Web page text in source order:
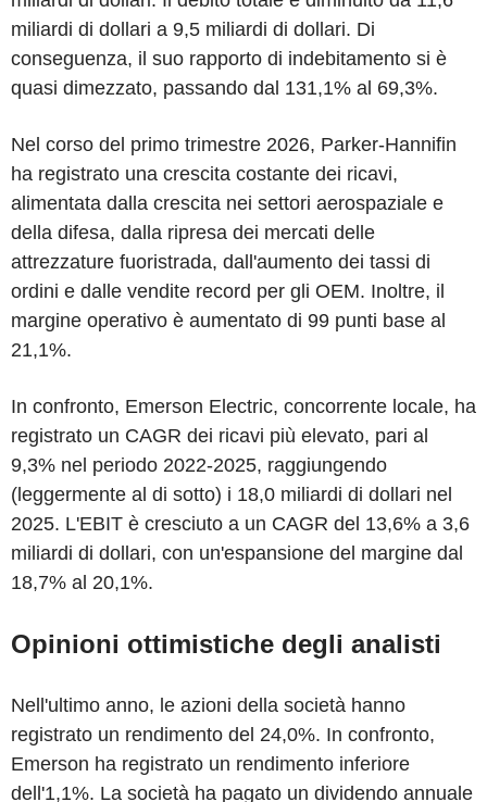
miliardi di dollari a 9,5 miliardi di dollari. Di
conseguenza, il suo rapporto di indebitamento si è
quasi dimezzato, passando dal 131,1% al 69,3%.
Nel corso del primo trimestre 2026, Parker-Hannifin
ha registrato una crescita costante dei ricavi,
alimentata dalla crescita nei settori aerospaziale e
della difesa, dalla ripresa dei mercati delle
attrezzature fuoristrada, dall'aumento dei tassi di
ordini e dalle vendite record per gli OEM. Inoltre, il
margine operativo è aumentato di 99 punti base al
21,1%.
In confronto, Emerson Electric, concorrente locale, ha
registrato un CAGR dei ricavi più elevato, pari al
9,3% nel periodo 2022-2025, raggiungendo
(leggermente al di sotto) i 18,0 miliardi di dollari nel
2025. L'EBIT è cresciuto a un CAGR del 13,6% a 3,6
miliardi di dollari, con un'espansione del margine dal
18,7% al 20,1%.
Opinioni ottimistiche degli analisti
Nell'ultimo anno, le azioni della società hanno
registrato un rendimento del 24,0%. In confronto,
Emerson ha registrato un rendimento inferiore
dell'1,1%. La società ha pagato un dividendo annuale